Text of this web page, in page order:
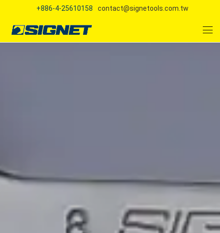
+886-4-25610158 contact@signetools.com.tw